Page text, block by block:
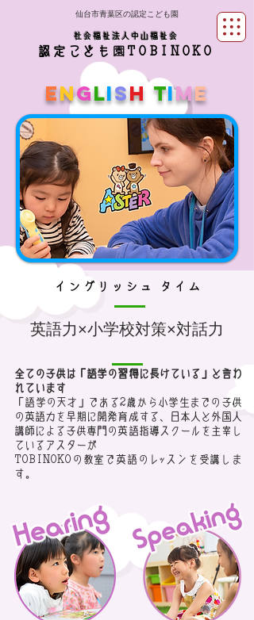
社会福祉法人中山福祉会
認定 こども ​園 TOBINOKO
仙台市青葉区の認定こども園
ENGLISH TIME
イングリッシュ タイム
英語力×小学校対策×対話力
全ての子供は「語学の習得に長けている」と言わ
れています
「語学の天才」である2歳から小学生までの子供
の英語力を早期に開発育成する、日本人と外国人
講師による子供専門の英語指導スクールを主宰し
ているアスターが
TOBINOKOの教室で英語のレッスンを受講しま
す。